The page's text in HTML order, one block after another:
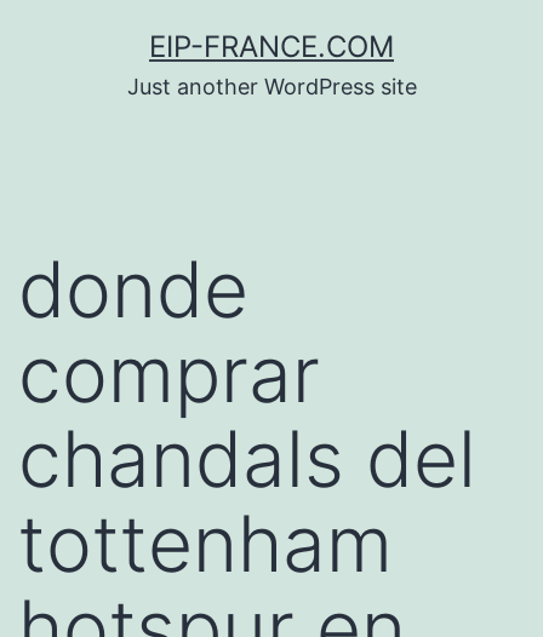
EIP-FRANCE.COM
Just another WordPress site
donde
comprar
chandals del
tottenham